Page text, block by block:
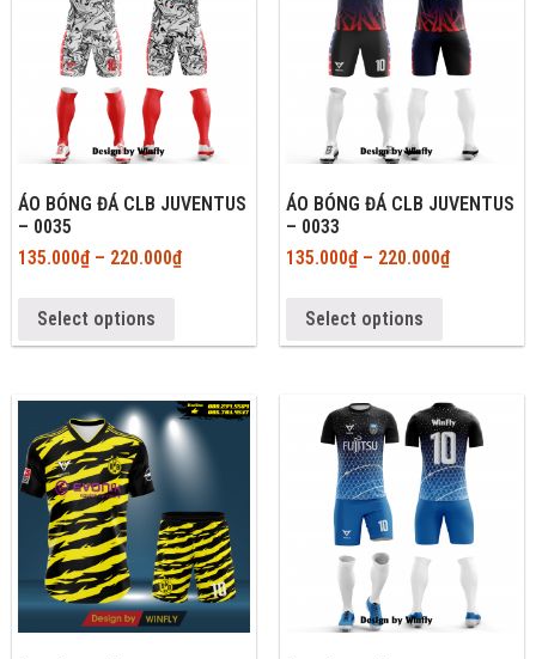
ÁO BÓNG ĐÁ CLB JUVENTUS
– 0035
135.000₫– 220.000₫
Select options
ÁO BÓNG ĐÁ CLB JUVENTUS
– 0033
135.000₫– 220.000₫
Select options